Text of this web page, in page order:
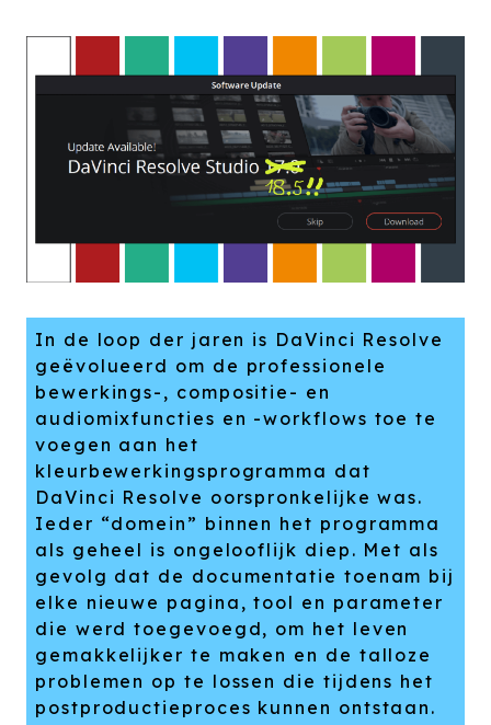
In de loop der jaren is DaVinci Resolve
geëvolueerd om de professionele
bewerkings-, compositie- en
audiomixfuncties en -workflows toe te
voegen aan het
kleurbewerkingsprogramma dat
DaVinci Resolve oorspronkelijke was.
Ieder “domein” binnen het programma
als geheel is ongelooflijk diep. Met als
gevolg dat de documentatie toenam bij
elke nieuwe pagina, tool en parameter
die werd toegevoegd, om het leven
gemakkelijker te maken en de talloze
problemen op te lossen die tijdens het
postproductieproces kunnen ontstaan.